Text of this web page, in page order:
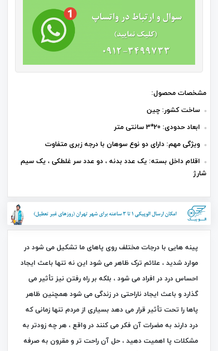
مشخصات محصول:
ساخت کشور: چین
ابعاد حدودی: 20*3 سانتی متر
ویژگی مهم: دارای دو نوع سوهان با درجه زبری متفاوت
اقلام داخل بسته: یک عدد بدنه ، دو عدد سر غلطکی ، یک سیم
شارژ
پینه هایی با درجات مختلف روی پاهای ما تشکیل می شود در
موارد شدید ، علائم ترک ظاهر می شود این نه تنها باعث ایجاد
احساس درد در افراد می شود ، بلکه بر راه رفتن نیز تأثیر می
گذارد و باعث ایجاد ناراحتی در زندگی می شود همچنین ظاهر
پاها را تحت تأثیر قرار می دهد بسیاری از مردم تنها زمانی که
درد دارند به مضرات آن فکر می کنند در واقع ، هر چه زودتر به
مشکلات پا اهمیت دهید ، حل آن راحت تر و مقرون به صرفه